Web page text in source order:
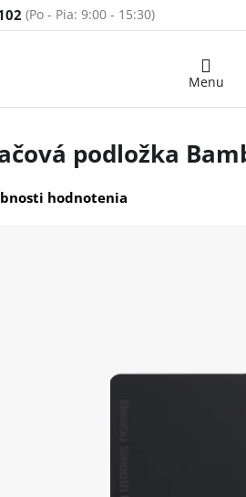
Nákupný
podložka
hodnotenia